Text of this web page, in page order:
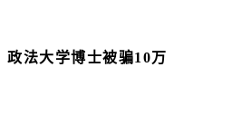
政法大学博士被骗10万